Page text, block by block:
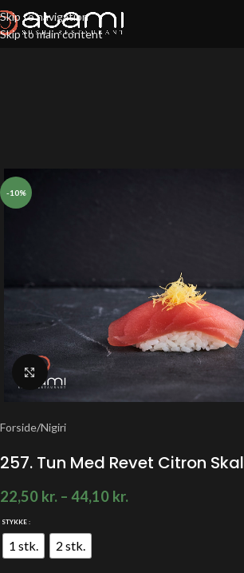
Skip to navigation
Skip to main content
-10%
Klik for at forstørre
Forside/Nigiri
257. Tun Med Revet Citron Skal
22,50 kr. – 44,10 kr.
STYKKE
1 stk. 2 stk.